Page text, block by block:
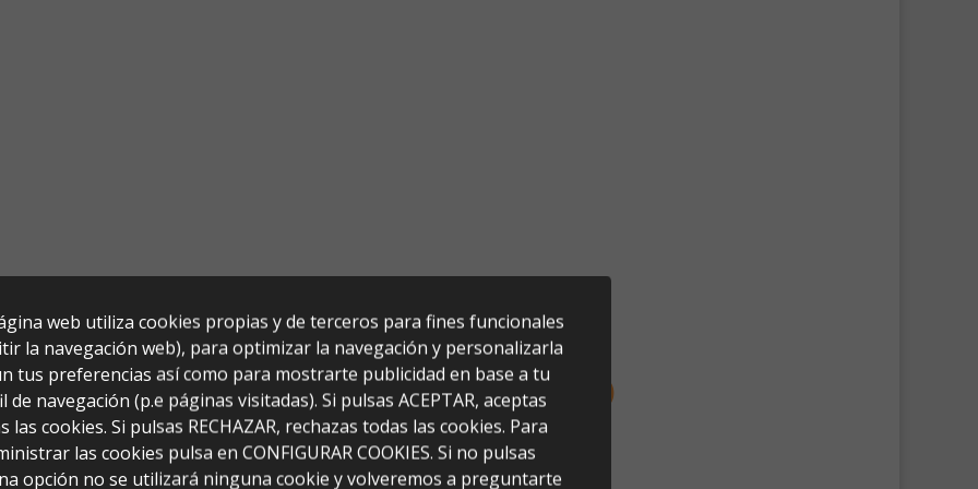
web utiliza cookies propias y de terceros para fines funcionales
la navegación web), para optimizar la navegación y personalizarla
tus preferencias así como para mostrarte publicidad en base a tu
de navegación (p.e páginas visitadas). Si pulsas ACEPTAR, aceptas
las cookies. Si pulsas RECHAZAR, rechazas todas las cookies. Para
las cookies pulsa en CONFIGURAR COOKIES. Si no pulsas
opción no se utilizará ninguna cookie y volveremos a preguntarte